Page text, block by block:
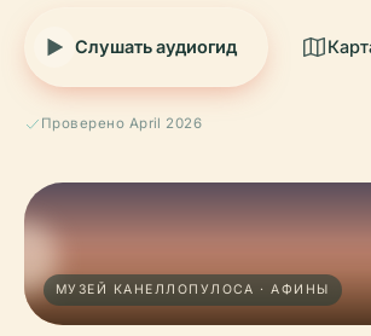
Слушать аудиогид
Проверено April 2026
МУЗЕЙ КАНЕЛЛОПУЛОСА · АФИНЫ